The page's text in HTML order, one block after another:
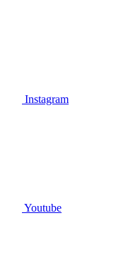
Instagram
Youtube